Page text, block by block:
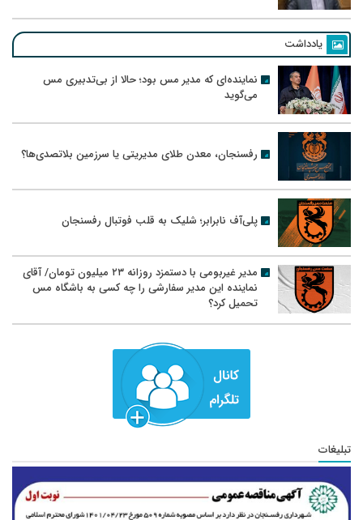
یادداشت
نماینده‌ای که مدیر مس بود؛ حالا از بی‌تدبیری مس
می‌گوید
رفسنجان، معدن طلای مدیریتی یا سرزمین بلاتصدی‌ها؟
پلی‌آف نابرابر؛ شلیک به قلب فوتبال رفسنجان
مدیر غیربومی با دستمزد روزانه ۲۳ میلیون تومان/ آقای
نماینده این مدیر سفارشی را چه کسی به باشگاه مس
تحمیل کرد؟
تبلیغات